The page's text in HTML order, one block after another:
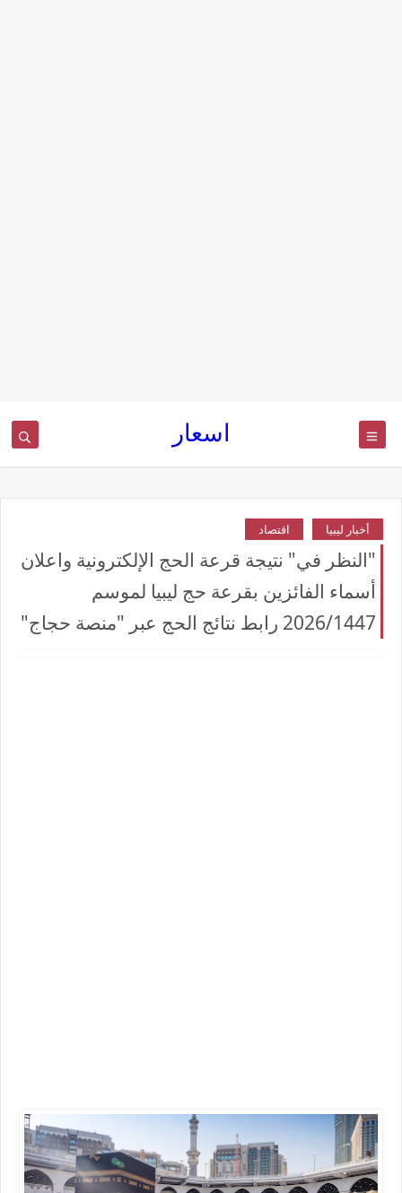
اسعار
أخبار ليبيا اقتصاد
"النظر في" نتيجة قرعة الحج الإلكترونية واعلان
أسماء الفائزين بقرعة حج ليبيا لموسم
2026/1447 رابط نتائج الحج عبر "منصة حجاج"